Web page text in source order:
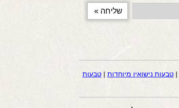
| טבעות נישואין מיוחדות | טבעות